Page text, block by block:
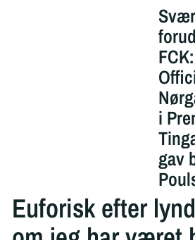
i
gav
Euforisk efter